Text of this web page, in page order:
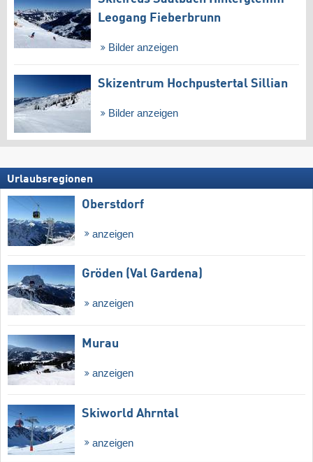
Leogang Fieberbrunn
Bilder anzeigen
Skizentrum Hochpustertal Sillian
Bilder anzeigen
Urlaubsregionen
Oberstdorf
anzeigen
Gröden (Val Gardena)
anzeigen
Murau
anzeigen
Skiworld Ahrntal
anzeigen